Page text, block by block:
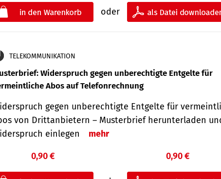
oder
TELEKOMMUNIKATION
Widerspruch gegen unberechtigte Entgelte für
Abos auf Telefonrechnung
gegen unberechtigte Entgelte für
von Drittanbietern – Musterbrief herunterladen
einlegen
mehr
0,90 € 0,90 €